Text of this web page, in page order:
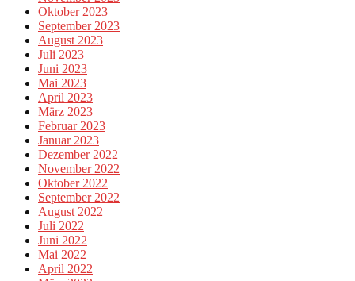
Oktober 2023
September 2023
August 2023
Juli 2023
Juni 2023
Mai 2023
April 2023
März 2023
Februar 2023
Januar 2023
Dezember 2022
November 2022
Oktober 2022
September 2022
August 2022
Juli 2022
Juni 2022
Mai 2022
April 2022